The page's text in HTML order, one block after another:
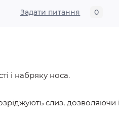
Задати питання 0
і набряку носа.
слиз,